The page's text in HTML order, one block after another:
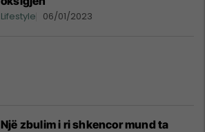
Lifestyle 06/01/2023
Një zbulim i ri shkencor mund ta